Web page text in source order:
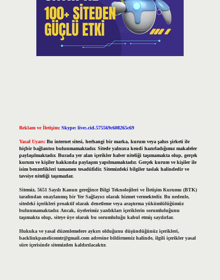
Reklam ve İletişim: Skype: live:.cid.575569c608265c69
Yasal Uyarı: Bu internet sitesi, herhangi bir marka, kurum veya şahıs şirketi ile
hiçbir bağlantısı bulunmamaktadır. Sitede yalnızca kendi hazırladığımız makaleler
paylaşılmaktadır. Burada yer alan içerikler haber niteliği taşımamakta olup, gerçek
kurum ve kişiler hakkında paylaşım yapılmamaktadır. Gerçek kurum ve kişiler ile
isim benzerlikleri tamamen tesadüfidir. Sitemizdeki bilgiler taslak halindedir ve
tavsiye niteliği taşımazlar.
Sitemiz, 5651 Sayılı Kanun gereğince Bilgi Teknolojileri ve İletişim Kurumu (BTK)
tarafından onaylanmış bir Yer Sağlayıcı olarak hizmet vermektedir. Bu nedenle,
sitedeki içerikleri proaktif olarak denetleme veya araştırma yükümlülüğümüz
bulunmamaktadır. Ancak, üyelerimiz yazdıkları içeriklerin sorumluluğunu
taşımakta olup, siteye üye olarak bu sorumluluğu kabul etmiş sayılırlar.
Hukuka ve yasal düzenlemelere aykırı olduğunu düşündüğünüz içerikleri,
backlinkpanelicomtr@gmail.comadresine bildirmeniz halinde, ilgili içerikler yasal
süre içerisinde sitemizden kaldırılacaktır.